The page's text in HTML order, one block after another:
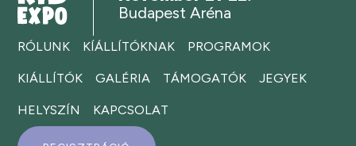
Budapest Aréna
RÓLUNK KÍÁLLÍTÓKNAK PROGRAMOK
KIÁLLÍTÓK GALÉRIA TÁMOGATÓK JEGYEK
HELYSZÍN KAPCSOLAT